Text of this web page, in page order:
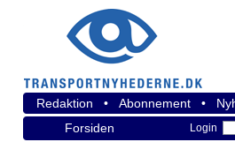
Redaktion • Abonnement •
Forsiden
Login